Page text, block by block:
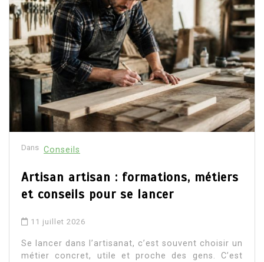
Dans Conseils
Artisan artisan : formations, métiers
et conseils pour se lancer
11 juillet 2026
Se lancer dans l’artisanat, c’est souvent choisir un
métier concret, utile et proche des gens. C’est